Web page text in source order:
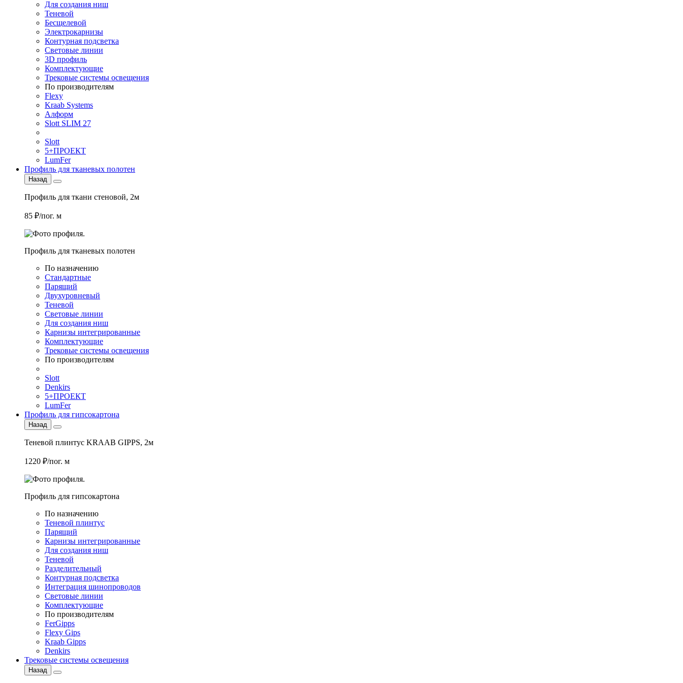
Для создания ниш
Теневой
Бесщелевой
Электрокарнизы
Контурная подсветка
Световые линии
3D профиль
Комплектующие
Трековые системы освещения
По производителям
Flexy
Kraab Systems
Алформ
Slott SLIM 27
Slott
5+ПРОЕКТ
LumFer
Профиль для тканевых полотен
Назад
Профиль для ткани стеновой, 2м
85 ₽/пог. м
Профиль для тканевых полотен
По назначению
Стандартные
Парящий
Двухуровневый
Теневой
Световые линии
Для создания ниш
Карнизы интегрированные
Комплектующие
Трековые системы освещения
По производителям
Slott
Denkirs
5+ПРОЕКТ
LumFer
Профиль для гипсокартона
Назад
Теневой плинтус KRAAB GIPPS, 2м
1220 ₽/пог. м
Профиль для гипсокартона
По назначению
Теневой плинтус
Парящий
Карнизы интегрированные
Для создания ниш
Теневой
Разделительный
Контурная подсветка
Интеграция шинопроводов
Световые линии
Комплектующие
По производителям
FerGipps
Flexy Gips
Kraab Gipps
Denkirs
Трековые системы освещения
Назад